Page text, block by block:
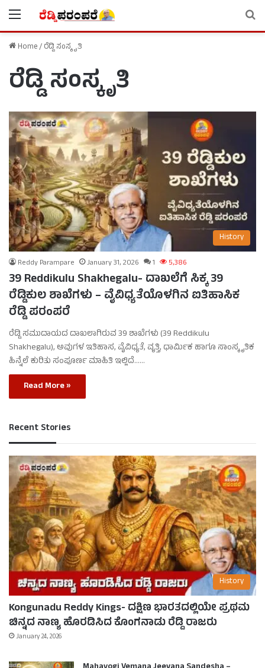
Menu
Home/ರೆಡ್ಡಿ ಸಂಸ್ಕೃತಿ
ರೆಡ್ಡಿ ಸಂಸ್ಕೃತಿ
History
Reddy Parampare January 31, 2026 1 5,386
39 Reddikulu Shakhegalu- ದಾಖಲೆಗೆ ಸಿಕ್ಕ 39
ರೆಡ್ಡಿಕುಲ ಶಾಖೆಗಳು – ವೈವಿಧ್ಯತೆಯೊಳಗಿನ ಐತಿಹಾಸಿಕ
ರೆಡ್ಡಿ ಪರಂಪರೆ
ರೆಡ್ಡಿ ಸಮುದಾಯದ ದಾಖಲಾಗಿರುವ 39 ಶಾಖೆಗಳು (39 Reddikulu
Shakhegalu), ಅವುಗಳ ಇತಿಹಾಸ, ವೈವಿಧ್ಯತೆ, ವೃತ್ತಿ, ಧಾರ್ಮಿಕ ಹಾಗೂ ಸಾಂಸ್ಕೃತಿಕ
ಹಿನ್ನೆಲೆ ಕುರಿತು ಸಂಪೂರ್ಣ ಮಾಹಿತಿ ಇಲ್ಲಿದೆ……
Read More »
Recent Stories
History
Kongunadu Reddy Kings- ದಕ್ಷಿಣ ಭಾರತದಲ್ಲಿಯೇ ಪ್ರಥಮ
ಚಿನ್ನದ ನಾಣ್ಯ ಹೊರಡಿಸಿದ ಕೊಂಗನಾಡು ರೆಡ್ಡಿ ರಾಜರು
January 24, 2026